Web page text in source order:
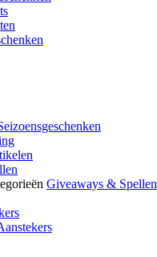
Giveaways & Spellen